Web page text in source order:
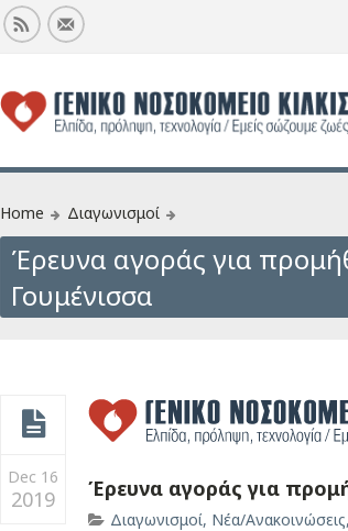
Home Διαγωνισμοί
Έρευνα αγοράς για
Γουμένισσα
Dec 16
2019 Έρευνα αγοράς για
Διαγωνισμοί, Νέα/Ανακοινώσεις,